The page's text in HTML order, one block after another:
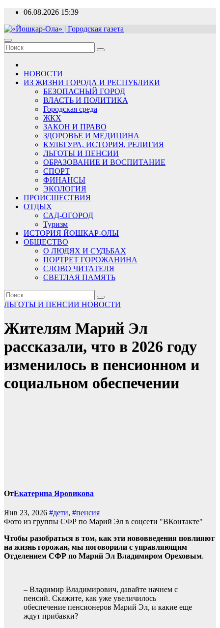
Перейти
содержимому
06.08.2026 15:39
«Йошкар-Ола» | Городская газета
Новости, события, люди
НОВОСТИ
ИЗ ЖИЗНИ ГОРОДА И РЕСПУБЛИКИ
БЕЗОПАСНЫЙ ГОРОД
ВЛАСТЬ И ПОЛИТИКА
Городская среда
ЖКХ
ЗАКОН И ПРАВО
ЗДОРОВЬЕ И МЕДИЦИНА
КУЛЬТУРА, ИСТОРИЯ, РЕЛИГИЯ
ЛЬГОТЫ И ПЕНСИИ
ОБРАЗОВАНИЕ И ВОСПИТАНИЕ
СПОРТ
ФИНАНСЫ
ЭКОЛОГИЯ
ПРОИСШЕСТВИЯ
ОТДЫХ
САД-ОГОРОД
Туризм
ИСТОРИЯ ЙОШКАР-ОЛЫ
ОБЩЕСТВО
О ЛЮДЯХ И СУДЬБАХ
ПОРТРЕТ ГОРОЖАНИНА
СЛОВО ЧИТАТЕЛЯ
СВЕТЛАЯ ПАМЯТЬ
ЛЬГОТЫ И ПЕНСИИ НОВОСТИ
Жителям Марий Эл
рассказали, что в 2026 году
изменилось в пенсионном и
социальном обеспечении
ОтЕкатерина Яровикова
Янв 23, 2026 #дети, #пенсия
Фото из группы СФР по Марий Эл в соцсети "ВКонтакте"
Чтобы разобраться в том, как эти нововведения повлияют
на жизнь горожан, мы поговорили с управляющим
Отделением СФР по Марий Эл Владимиром Ореховым.
– Владимир Владимирович, давайте начнем с
пенсий. Скажите, как уже увеличилось
обеспечение пенсионеров Марий Эл, и какие еще
ждут прибавки?